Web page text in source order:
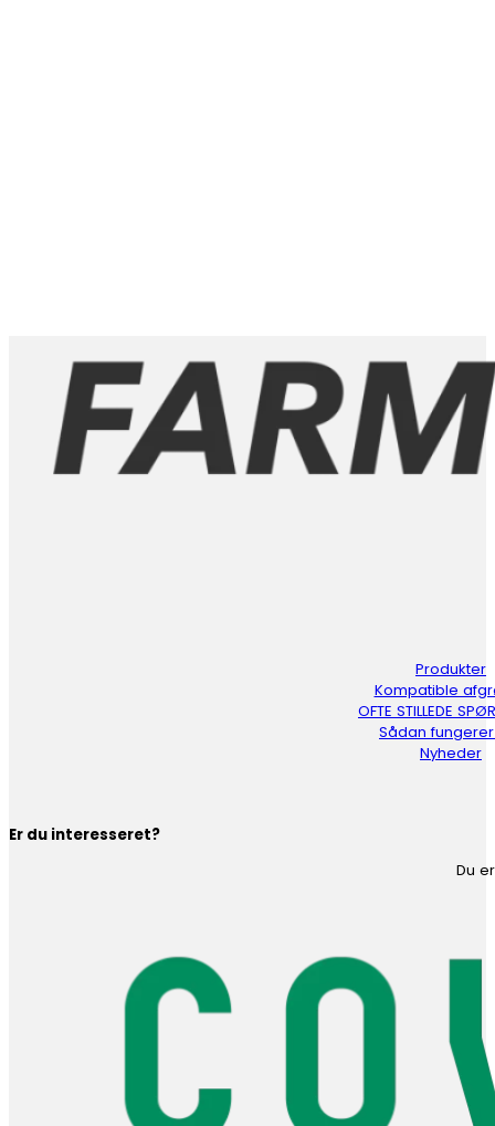
Produkter
Kompatible
OFTE STILLEDE
Sådan
Nyheder
Er du interesseret?
Du